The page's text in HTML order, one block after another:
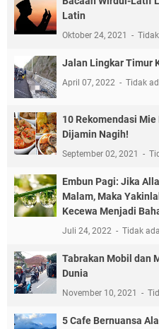
Latin
Oktober 24, 2021
Jalan Lingkar Timur
April 07, 2022 Tidak
10 Rekomendasi
Dijamin Nagih!
September 02, 2021
Embun Pagi: Jika
Malam, Maka
Kecewa Menjadi
Juli 24, 2022 Tidak
Tabrakan Mobil dan
Dunia
November 10, 2021
5 Cafe Bernuansa